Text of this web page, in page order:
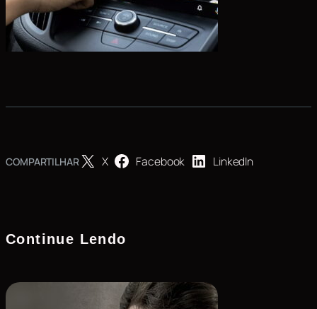
COMPARTILHAR X Facebook LinkedIn
Continue Lendo